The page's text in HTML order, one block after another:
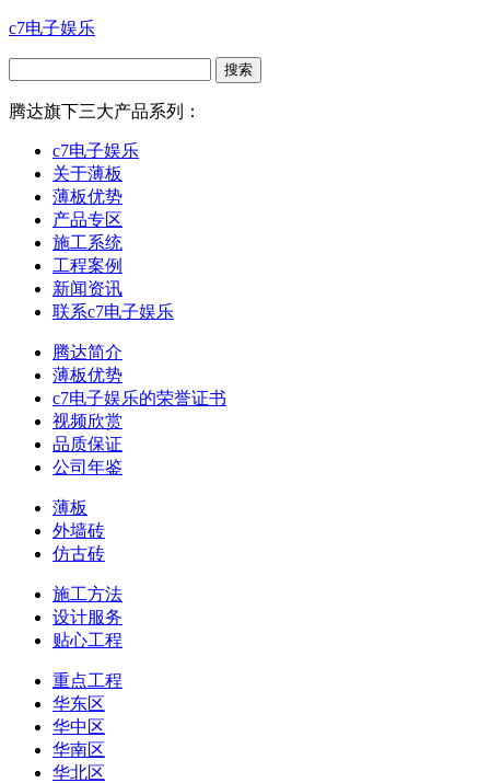
c7电子娱乐
腾达旗下三大产品系列：
c7电子娱乐
关于薄板
薄板优势
产品专区
施工系统
工程案例
新闻资讯
联系c7电子娱乐
腾达简介
薄板优势
c7电子娱乐的荣誉证书
视频欣赏
品质保证
公司年鉴
薄板
外墙砖
仿古砖
施工方法
设计服务
贴心工程
重点工程
华东区
华中区
华南区
华北区